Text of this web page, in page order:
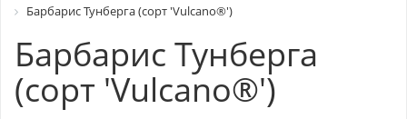
Барбарис Тунберга (сорт 'Vulcano®')
Барбарис Тунберга
(сорт 'Vulcano®')